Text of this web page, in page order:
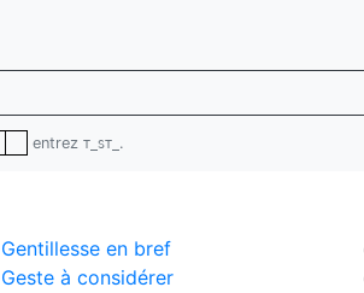
entrez T_ST_ .
Gentillesse en bref
Geste à considérer